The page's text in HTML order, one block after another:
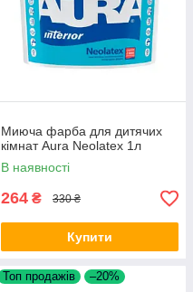
Миюча фарба для дитячих
кімнат Aura Neolatex 1л
В наявності
264 ₴ 330 ₴
Купити
Топ продажів –20%